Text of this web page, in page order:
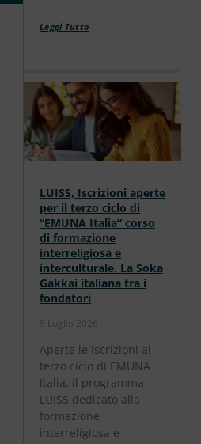
Leggi Tutto
LUISS, Iscrizioni aperte
per il terzo ciclo di
“EMUNA Italia” corso
di formazione
interreligiosa e
interculturale. La Soka
Gakkai italiana tra i
fondatori
8 Luglio 2026
Aperte le iscrizioni al
terzo ciclo di EMUNA
Italia, il programma
LUISS dedicato alla
formazione
interreligiosa e